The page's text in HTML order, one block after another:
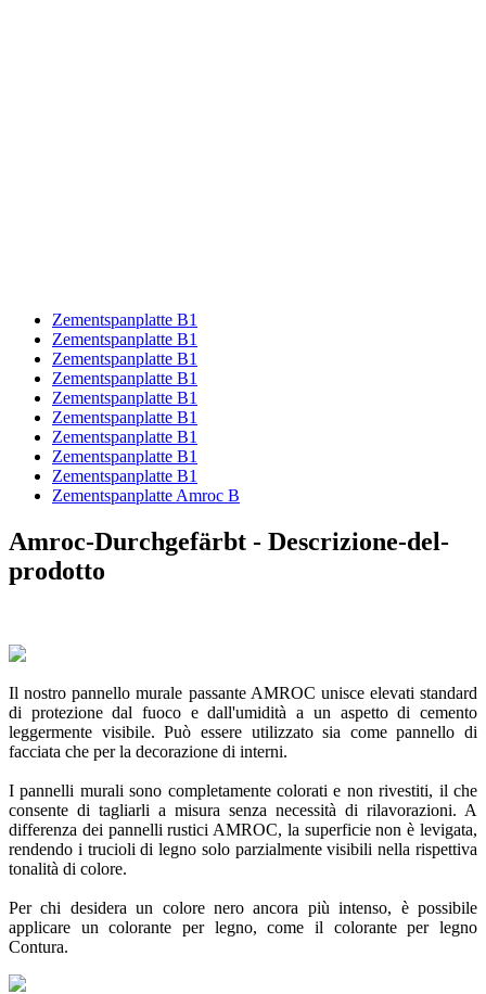
Zementspanplatte B1
Zementspanplatte B1
Zementspanplatte B1
Zementspanplatte B1
Zementspanplatte B1
Zementspanplatte B1
Zementspanplatte B1
Zementspanplatte B1
Zementspanplatte B1
Zementspanplatte Amroc B
Amroc-Durchgefärbt - Descrizione-del-
prodotto
Il nostro pannello murale passante AMROC unisce elevati standard
di protezione dal fuoco e dall'umidità a un aspetto di cemento
leggermente visibile. Può essere utilizzato sia come pannello di
facciata che per la decorazione di interni.
I pannelli murali sono completamente colorati e non rivestiti, il che
consente di tagliarli a misura senza necessità di rilavorazioni. A
differenza dei pannelli rustici AMROC, la superficie non è levigata,
rendendo i trucioli di legno solo parzialmente visibili nella rispettiva
tonalità di colore.
Per chi desidera un colore nero ancora più intenso, è possibile
applicare un colorante per legno, come il colorante per legno
Contura.